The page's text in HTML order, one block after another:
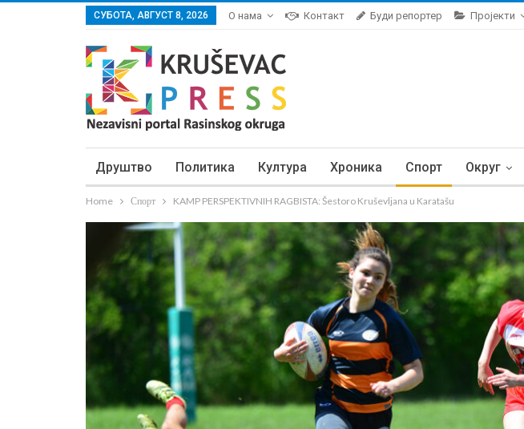
СУБОТА, АВГУСТ 8, 2026 О нама Контакт Буди репортер Пројекти
Друштво Политика Култура Хроника Спорт Округ
Home Спорт KAMP PERSPEKTIVNIH RAGBISTA: Šestoro Kruševljana u Karatašu